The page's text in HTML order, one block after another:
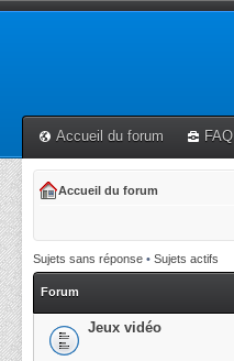
Accueil du forum FAQ
Accueil du forum
Sujets sans réponse • Sujets actifs
Forum
Jeux vidéo